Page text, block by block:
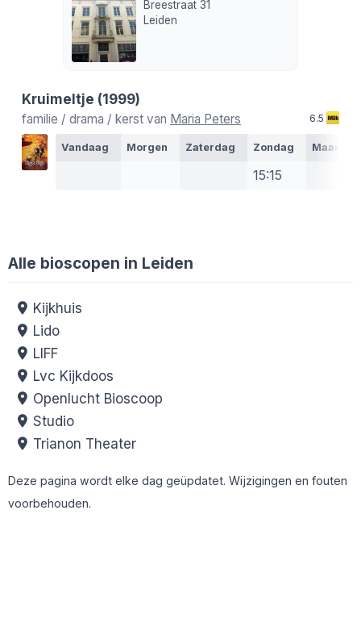
Breestraat 31
Leiden
Kruimeltje (1999)
familie / drama / kerst van Maria Peters 6.5
Vandaag Morgen Zaterdag Zondag Maandag
15:15
Alle bioscopen in Leiden
Kijkhuis
Lido
LIFF
Lvc Kijkdoos
Openlucht Bioscoop
Studio
Trianon Theater
Deze pagina wordt elke dag geüpdatet. Wijzigingen en fouten
voorbehouden.